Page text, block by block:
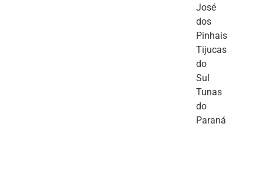
José
dos
Pinhais
Tijucas
do
Sul
Tunas
do
Paraná